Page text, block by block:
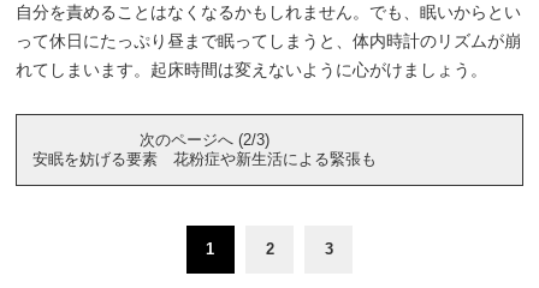
自分を責めることはなくなるかもしれません。でも、眠いからとい
って休日にたっぷり昼まで眠ってしまうと、体内時計のリズムが崩
れてしまいます。起床時間は変えないように心がけましょう。
次のページへ (2/3)
安眠を妨げる要素 花粉症や新生活による緊張も
1 2 3